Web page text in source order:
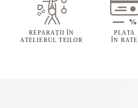
REPARAȚII ÎN
ATELIERUL TEILOR
PLATA
ÎN RATE